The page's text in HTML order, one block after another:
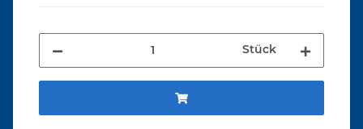
Stück